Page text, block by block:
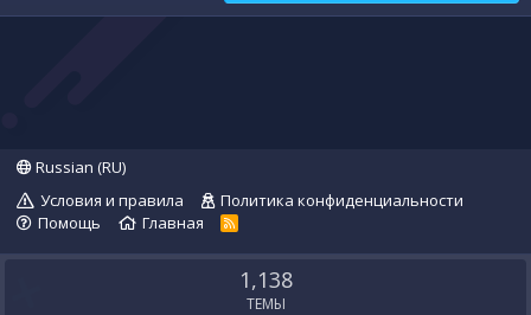
Russian (RU)
Условия и правила
Политика конфиденциальности
Помощь
Главная
R
S
1,138
ТЕМЫ